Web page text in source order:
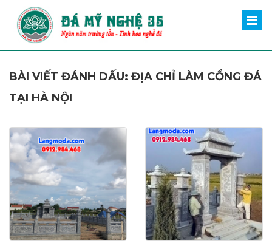
BÀI VIẾT ĐÁNH DẤU: ĐỊA CHỈ LÀM CỔNG ĐÁ
TẠI HÀ NỘI